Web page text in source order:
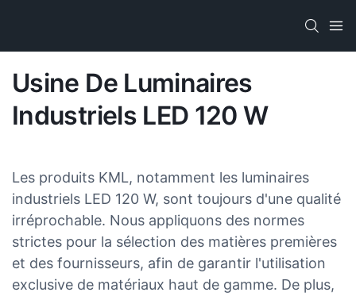
Usine De Luminaires
Industriels LED 120 W
Les produits KML, notamment les luminaires
industriels LED 120 W, sont toujours d'une qualité
irréprochable. Nous appliquons des normes
strictes pour la sélection des matières premières
et des fournisseurs, afin de garantir l'utilisation
exclusive de matériaux haut de gamme. De plus,